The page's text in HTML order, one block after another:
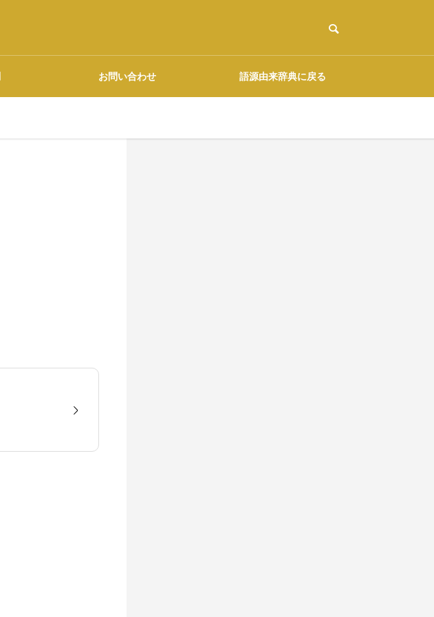
お問い合わせ 語源由来辞典に戻る